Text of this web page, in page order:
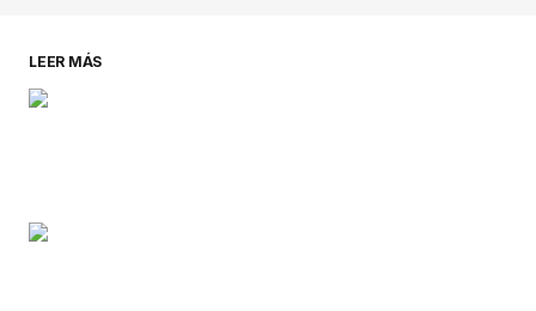
LEER MÁS